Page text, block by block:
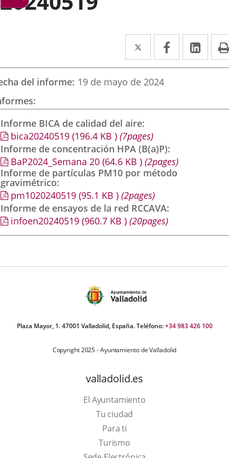
Twitter
Enlace
a
una
externa.
Facebook
Enlace
a
externa.
a
del informe 19 de mayo de 2024
Informe BICA de calidad del aire
bica20240519 (196.4 KB ) (7pages)
Informe de concentración HPA (B(a)P)
BaP2024_Semana 20 (64.6 KB ) (2pages)
Informe de partículas PM10 por método
gravimétrico
pm1020240519 (95.1 KB ) (2pages)
Informe de ensayos de la red RCCAVA
infoen20240519 (960.7 KB ) (20pages)
Plaza Mayor, 1. 47001 Valladolid, España. Teléfono:+34 983 426 100
Copyright 2025 - Ayuntamiento de Valladolid
valladolid.es
El Ayuntamiento
Tu ciudad
Para ti
TurismoEste